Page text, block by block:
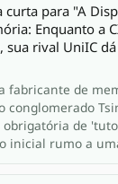
curta para "A
Enquanto a
sua rival UniIC
fabricante de
conglomerado
de
inicial rumo a